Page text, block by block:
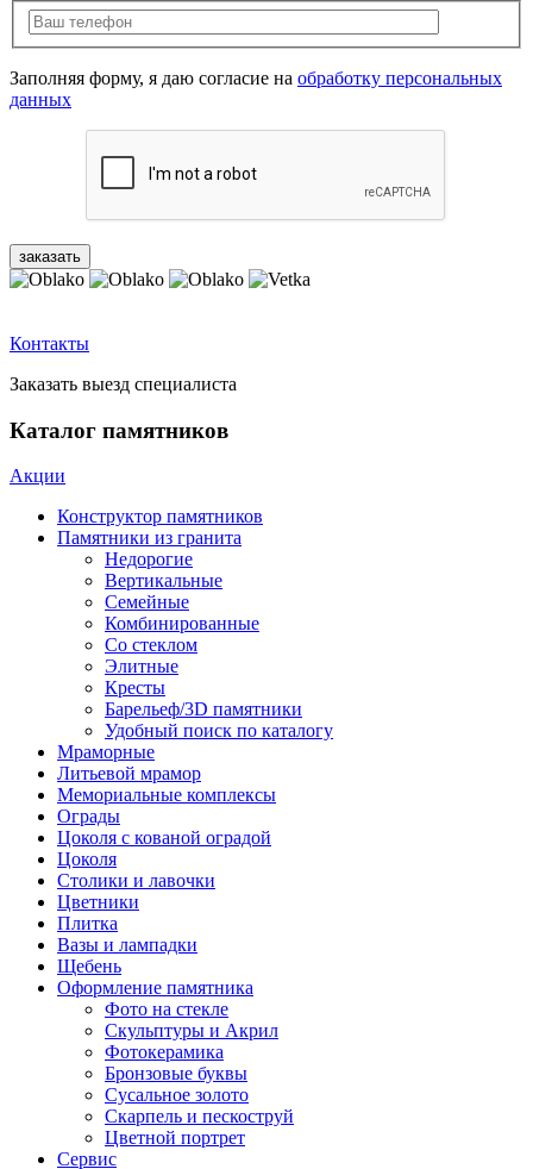
Заполняя форму, я даю согласие на обработку персональных
данных
Контакты
Заказать выезд специалиста
Каталог памятников
Акции
Конструктор памятников
Памятники из гранита
Недорогие
Вертикальные
Семейные
Комбинированные
Со стеклом
Элитные
Кресты
Барельеф/3D памятники
Удобный поиск по каталогу
Мраморные
Литьевой мрамор
Мемориальные комплексы
Ограды
Цоколя с кованой оградой
Цоколя
Столики и лавочки
Цветники
Плитка
Вазы и лампадки
Щебень
Оформление памятника
Фото на стекле
Скульптуры и Акрил
Фотокерамика
Бронзовые буквы
Сусальное золото
Скарпель и пескоструй
Цветной портрет
Сервис